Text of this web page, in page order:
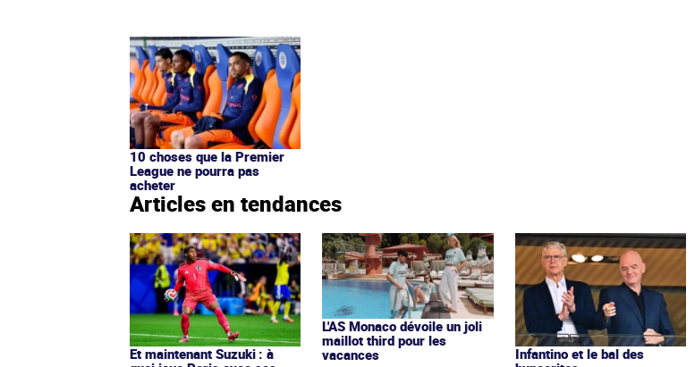
10 choses que la Premier
League ne pourra pas
acheter
Articles en tendances
Et maintenant Suzuki : à
L'AS Monaco dévoile un joli
maillot third pour les
vacances
Infantino et le bal des